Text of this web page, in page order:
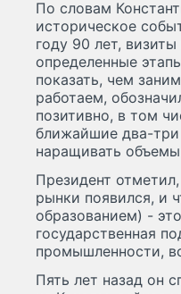
По словам
историческое
году 90 лет,
определенные
показать, чем
работаем,
позитивно, в том
ближайшие два-три
наращивать
Президент
рынки появился, и
образованием) -
государственная
промышленности,
Пять лет назад он